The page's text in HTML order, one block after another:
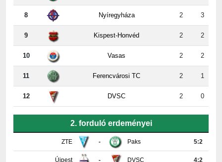
9 Kispest-Honvéd 2 2
10 Vasas 2 2
11 Ferencvárosi TC 2 1
12 DVSC 2 0
ZTE - Paks
Újpest DVSC 4:2
Ferencváros Vasas 0:0